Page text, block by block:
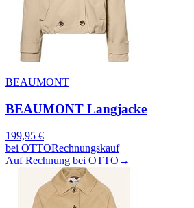
BEAUMONT
BEAUMONT Langjacke
199,95 €
bei OTTORechnungskauf
Auf Rechnung bei OTTO →